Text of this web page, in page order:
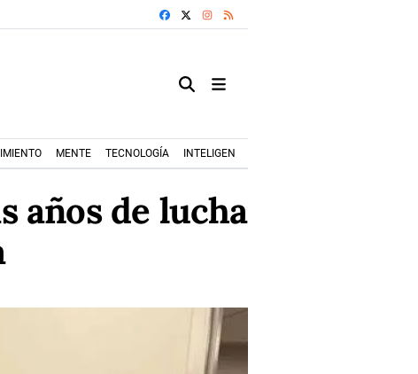
FACEBOOKINSTAGRAM
MENTE TECNOLOGÍA INTELIGENCIA ARTIFICIAL
años de lucha